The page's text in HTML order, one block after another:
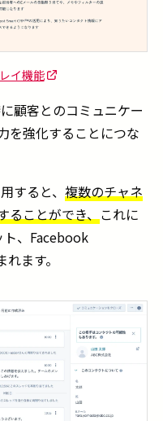
イ機能
顧客とのコミュニケー
を強化することにつな
すると、 複数のチャネ
ることができ、これに
ト、Facebook
ます。